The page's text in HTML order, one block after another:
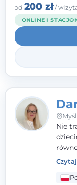
od 200 zł/
ONLINE I
Nie